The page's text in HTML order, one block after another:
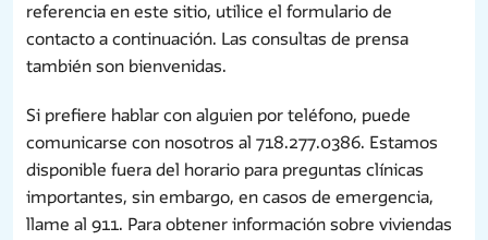
referencia en este sitio, utilice el formulario de
contacto a continuación. Las consultas de prensa
también son bienvenidas.
Si prefiere hablar con alguien por teléfono, puede
comunicarse con nosotros al 718.277.0386. Estamos
disponible fuera del horario para preguntas clínicas
importantes, sin embargo, en casos de emergencia,
llame al 911. Para obtener información sobre viviendas